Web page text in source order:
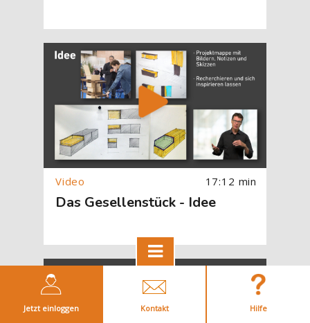
[Cocoon] About (Text with Image) überspringen
17:12 min
Das Gesellenstück - Idee
[Cocoon] About (Text with Image) überspringen
Jetzt einloggen Kontakt Hilfe